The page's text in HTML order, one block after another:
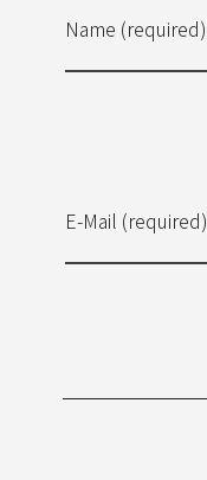
Name (required)
E-Mail (required)